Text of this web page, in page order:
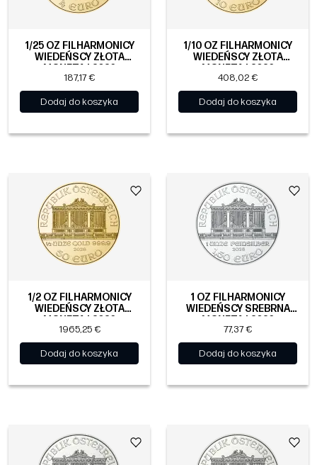
1/25 OZ FILHARMONICY
WIEDEŃSCY ZŁOTA
MONETA | 2026
187,17 €
Dodaj do koszyka
1/10 OZ FILHARMONICY
WIEDEŃSCY ZŁOTA
MONETA | 2026
408,02 €
Dodaj do koszyka
1/2 OZ FILHARMONICY
WIEDEŃSCY ZŁOTA
MONETA | 2026
1965,25 €
Dodaj do koszyka
1 OZ FILHARMONICY
WIEDEŃSCY SREBRNA
MONETA | 2026
77,37 €
Dodaj do koszyka